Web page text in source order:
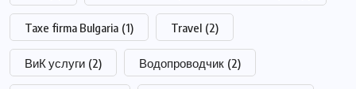
Taxe firma Bulgaria (1) Travel (2)
ВиК услуги (2) Водопроводчик (2)